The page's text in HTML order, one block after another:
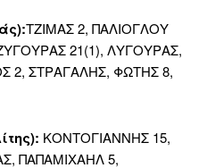
ΤΖΙΜΑΣ 2, ΠΑΛΙΟΓΛΟΥ
21(1), ΛΥΓΟΥΡΑΣ,
2, ΣΤΡΑΓΑΛΗΣ, ΦΩΤΗΣ 8,
ΚΟΝΤΟΓΙΑΝΝΗΣ 15,
ΠΑΠΑΜΙΧΑΗΛ 5,